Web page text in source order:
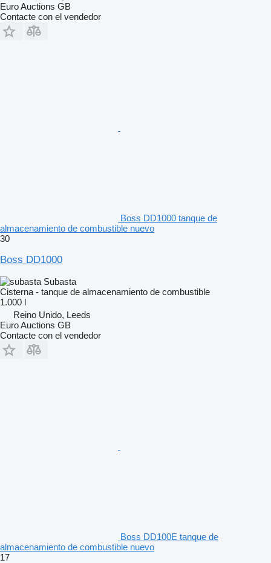
Euro Auctions GB
Contacte con el vendedor
Boss DD1000 tanque de
almacenamiento de combustible nuevo
30
Boss DD1000
Subasta
Cisterna - tanque de almacenamiento de combustible
1.000 l
Reino Unido, Leeds
Euro Auctions GB
Contacte con el vendedor
Boss DD100E tanque de
almacenamiento de combustible nuevo
17